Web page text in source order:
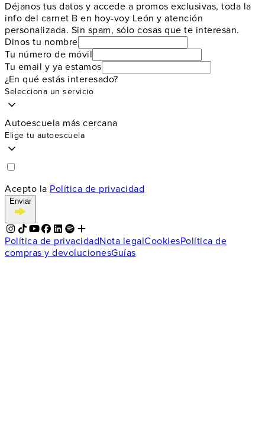
Déjanos tus datos y accede a promos exclusivas, toda la
info del carnet B en hoy-voy León y atención
personalizada. Sin spam, sólo cosas que te interesan.
Dinos tu nombre
Tu número de móvil
Tu email y ya estamos
¿En qué estás interesado?
Selecciona un servicio
Autoescuela más cercana
Elige tu autoescuela
Acepto la Política de privacidad
Enviar
Política de privacidadNota legalCookiesPolítica de
compras y devolucionesGuías